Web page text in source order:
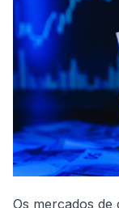
Os mercados de